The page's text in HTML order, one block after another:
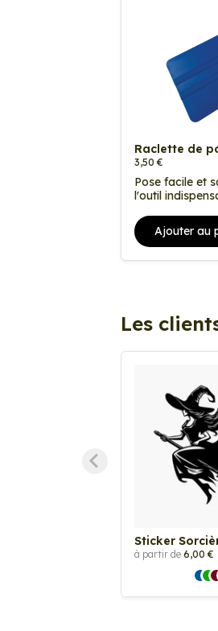
Raclette de
3,50 €
Pose facile et
l'outil
Ajouter au
Les
Sticker
à partir de 6,00 €